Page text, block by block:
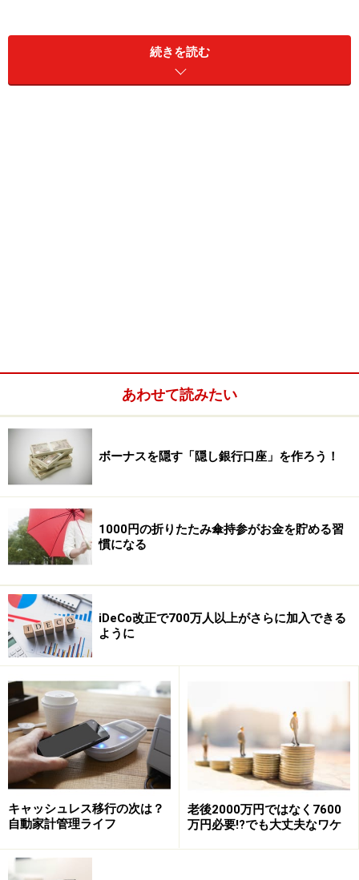
うか？（ちなみに同じ1カ月で90％以上下がった株も6社
ありました。予想が大外れした場合は5000円になってし
まいます）
次に思いつく方法は「為替」
１ドル＝80円が90円になることはあっても、160円や40
円になることは考えにくいところです。
レバレッジをあげてもなかなか難しい
ＦＸ等の為替取引においては、レバレッジをかけるのが
一般的
です。レバレッジとは実際には少ない資産であっ
ても高額取引をできる仕組みで、例えば10倍のレバレッ
ジをかけると1万円で10万円まで売買ができます。10万
円が10％儲かれば、11万円になりますから、ここで売っ
てしまえば元手の1万円で2万円が作れることになるわけ
です
（説明上、税金等は略）。
続きを読む
あわせて読みたい
ボーナスを隠す「隠し銀行口座」を作ろう！
1000円の折りたたみ傘持参がお金を貯める習
慣になる
iDeCo改正で700万人以上がさらに加入できる
ように
キャッシュレス移行の次は？
自動家計管理ライフ
老後2000万円ではなく7600
万円必要!?でも大丈夫なワケ